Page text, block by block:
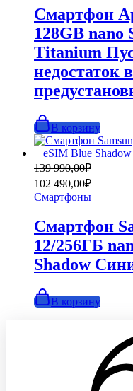
Смартфон
128GB nano
Titanium
недостаток
В корзину
139 990,00₽
Первоначальная
цена
составляла
139
990,00₽.
102 490,00₽
Текущая
цена:
102
490,00₽.
Смартфоны
Смартфон
12/256ГБ
Shadow
В корзину